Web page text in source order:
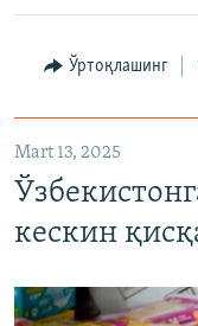
Ўртоқлашинг
Mart 13, 2025
кескин